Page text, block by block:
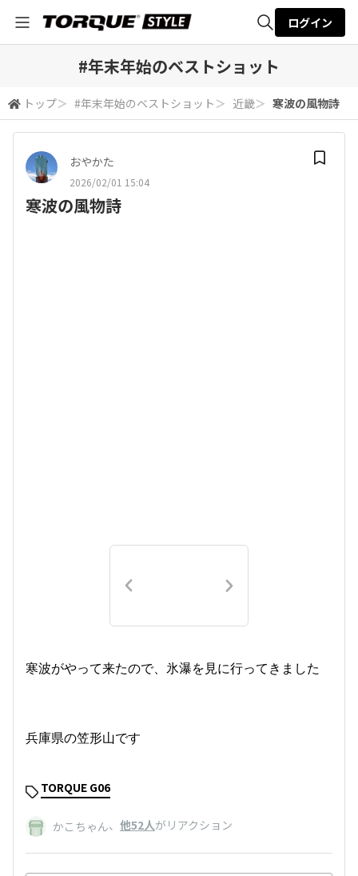
検索
ログイン
#年末年始のベストショット
トップ＞ #年末年始のベストショット ＞ 近畿＞ 寒波の風物詩
おやかた
2026/02/01 15:04
寒波の風物詩
寒波がやって来たので、氷瀑を見に行ってきました
兵庫県の笠形山です
TORQUE G06
かこちゃん、 他52人がリアクション